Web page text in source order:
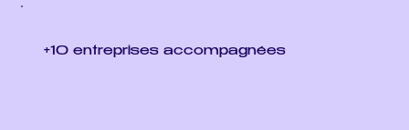
+10 entreprises accompagnées